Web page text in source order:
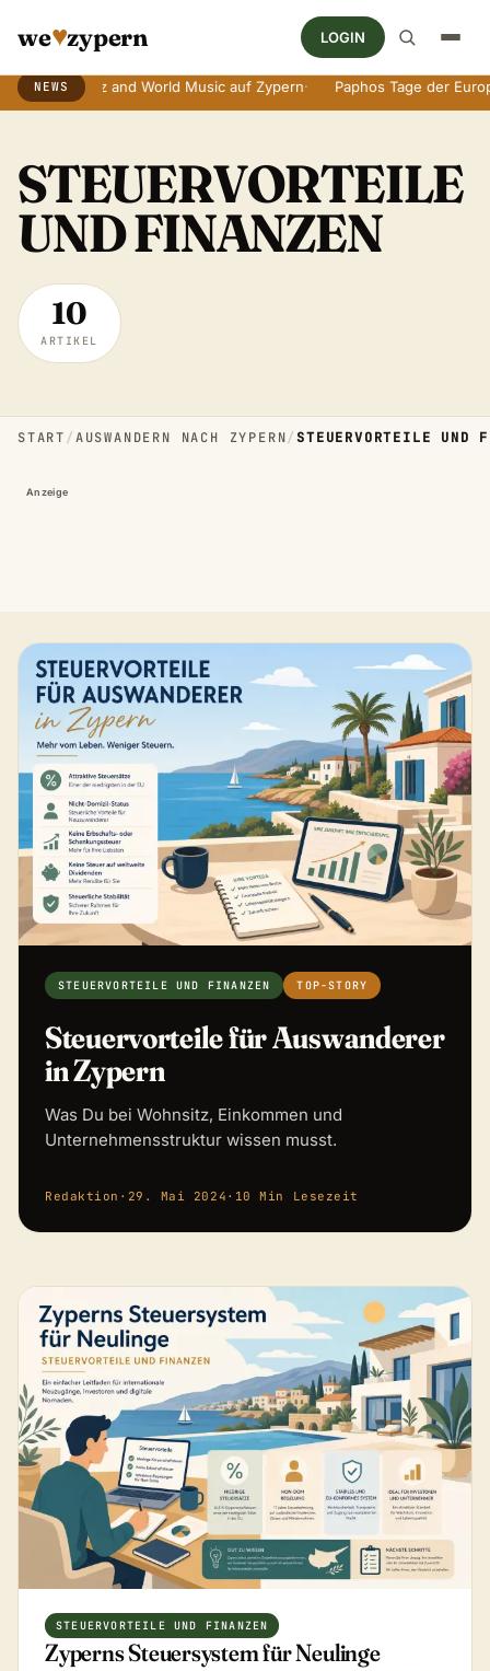
we♥zypern LOGIN
NEWS
Breaking News Ticker
Jazz and World Music auf Zypern· Paphos Tage der
STEUERVORTEILE
UND FINANZEN
10
ARTIKEL
START/AUSWANDERN NACH ZYPERN/STEUERVORTEILE UND
Anzeige
STEUERVORTEILE UND FINANZEN TOP-STORY
Steuervorteile für Auswanderer
in Zypern
Was Du bei Wohnsitz, Einkommen und
Unternehmensstruktur wissen musst.
Redaktion · 29. Mai 2024 · 10 Min Lesezeit
STEUERVORTEILE UND FINANZEN
Zyperns Steuersystem für Neulinge